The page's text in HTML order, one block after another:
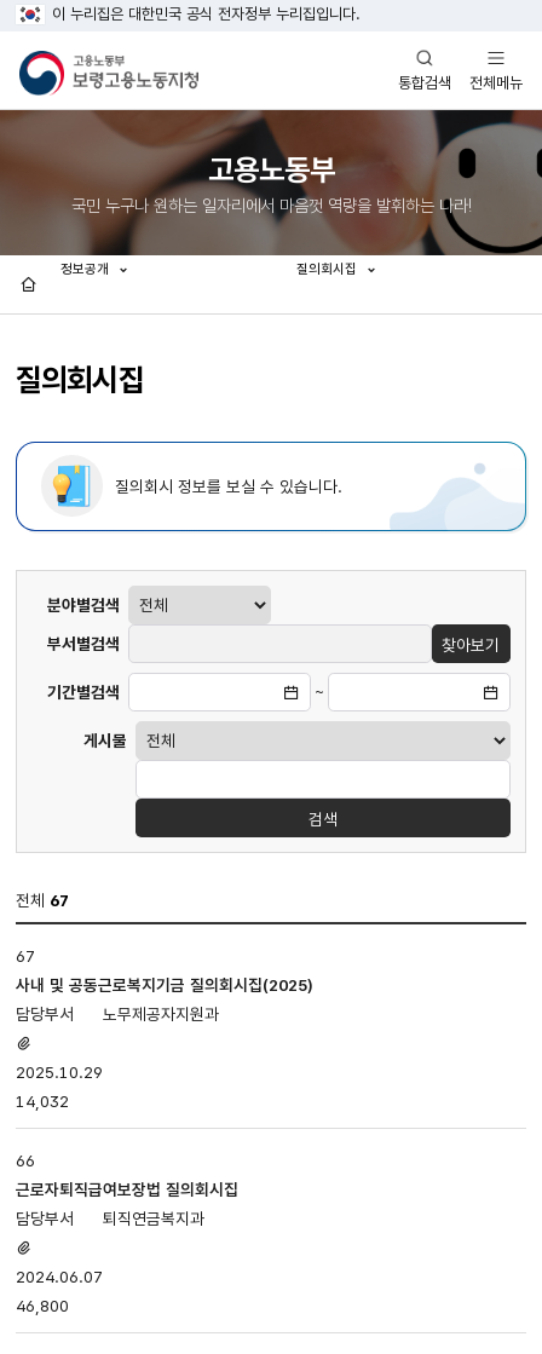
이 누리집은 대한민국 공식 전자정부 누리집입니다.
통합검색
열기
전체메뉴
열기
고용노동부
국민 누구나 원하는 일자리에서 마음껏 역량을 발휘하는 나라!
질의회시집
정보공개 질의회시집
질의회시 정보를 보실 수 있습니다.
게시판
분야별검색
부서별검색
찾아보기
기간별검색 ~
게시물
검색
전체 67
게시판
입니다.
번호,
제목,
첨부파일,
담당부서,
등록일,
조회로
나누어져
있습니다.
67
사내 및 공동근로복지기금 질의회시집(2025)
노무제공자지원과
있음
2025.10.29
14,032
66
근로자퇴직급여보장법 질의회시집
퇴직연금복지과
있음
2024.06.07
46,800